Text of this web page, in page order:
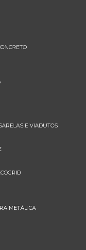
E VIADUTOS
METÁLICA